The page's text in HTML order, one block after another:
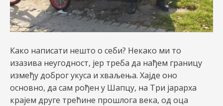
Како написати нешто о себи? Некако ми то
изазива неугодност, јер треба да нађем границу
између доброг укуса и хваљења. Хајде оно
основно, да сам рођен у Шапцу, на Три јарарха
крајем друге трећине прошлога века, од оца